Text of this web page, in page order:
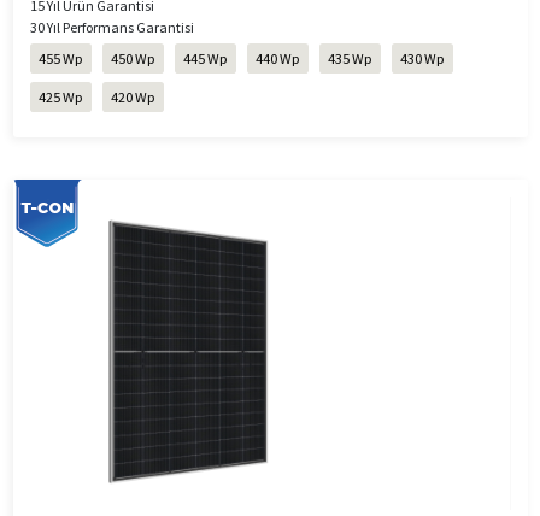
15 Yıl Ürün Garantisi
30 Yıl Performans Garantisi
455 Wp
450 Wp 445 Wp 440 Wp 435 Wp 430 Wp
425 Wp 420 Wp